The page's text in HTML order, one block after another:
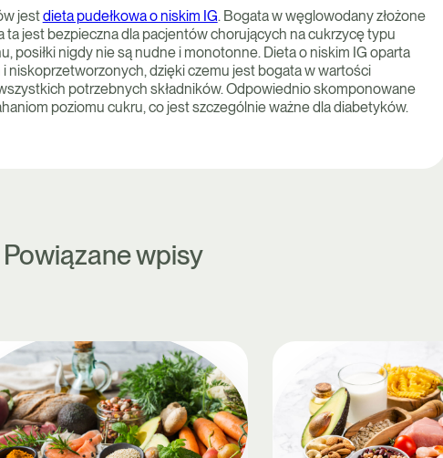
jestdieta pudełkowa o niskim IG. Bogata w węglowodany złożone
jest bezpieczna dla pacjentów chorujących na cukrzycę typu
posiłki nigdy nie są nudne i monotonne. Dieta o niskim IG oparta
niskoprzetworzonych, dzięki czemu jest bogata w wartości
potrzebnych składników. Odpowiednio skomponowane
poziomu cukru, co jest szczególnie ważne dla diabetyków.
Powiązane wpisy